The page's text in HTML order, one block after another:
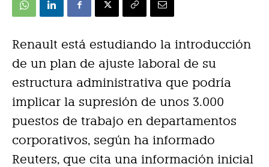
Renault está estudiando la introducción
de un plan de ajuste laboral de su
estructura administrativa que podría
implicar la supresión de unos 3.000
puestos de trabajo en departamentos
corporativos, según ha informado
Reuters, que cita una información inicial